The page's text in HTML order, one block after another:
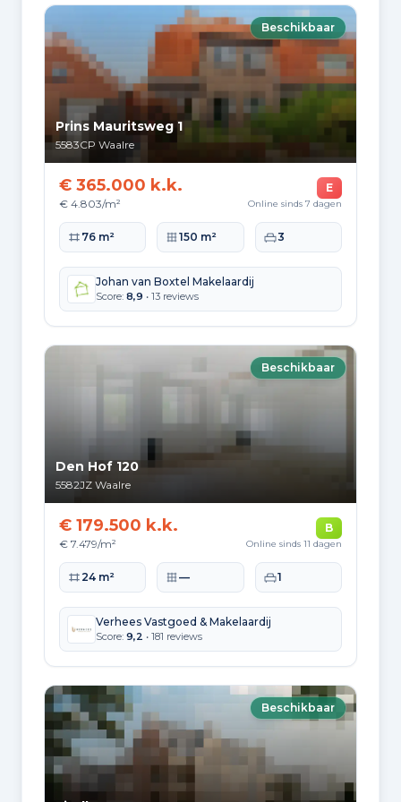
Leeftijdsopbouw
65+: 4.442 0-15: 2.910
15-25: 1.760
25-45: 3.734
45-65: 5.052
Opleidingsniveau
Hoger
Praktisch
17
Middelbaar
31
Herkomst inwoners (2025)
2.234
bouwperiodes
Soorten woningen
Hoekwoningen
Tussenwoningen 2.765
Vrijstaande woningen
Twee-onder-één-kap woningen 1.153
Beschikbaar
Prins Mauritsweg 1
5583CP Waalre
€ 365.000 k.k.
€ 4.803/m²
E
Online sinds 7 dagen
Woonoppervlakte
76 m² Perceeloppervlakte
150 m² Slaapkamers
3
Johan van Boxtel Makelaardij
Score: 8,9 • 13 reviews
Beschikbaar
Den Hof 120
5582JZ Waalre
€ 179.500 k.k.
€ 7.479/m²
B
Online sinds 11 dagen
Woonoppervlakte
24 m² Perceeloppervlakte
— Slaapkamers
1
Verhees Vastgoed & Makelaardij
Score: 9,2 • 181 reviews
Beschikbaar